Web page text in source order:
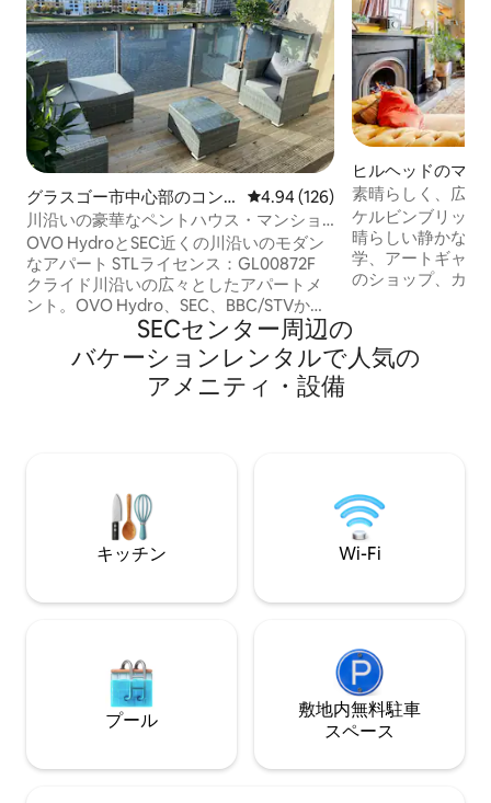
グラスゴー市中心部のコン
ドミニアム
レビュー126件、5つ星中4.94つ
4.94 (126)
川沿いの豪華なペントハウス・マンショ
ン・アパート
OVO HydroとSEC近くの川沿いのモダン
なアパート STLライセンス：GL00872F
クライド川沿いの広々としたアパートメ
ント。OVO Hydro、SEC、BBC/STVから
数分。イベントや市内滞在に最適です。 •
ダブルベッドルーム2室 • ダブルサイズの
ソファーベッド • バスルーム2室（うち1室
用のスペースです。 ご要望に応じて、空
港送迎サービスをご利用いただけます。
ヒルヘッドのマン
パート
素晴らしく、広々
ドの宝石
ケルビンブリッジ
晴らしい静かなロ
学、アートギャラ
のショップ、カフ
には暖炉、ダイ
す。設備の整った
Fi。50インチテレ
ク。ヒートコント
SECセンター⁠周⁠辺⁠の
バ⁠ケ⁠ー⁠シ⁠ョ⁠ン⁠レ⁠ン⁠タ⁠ル⁠で人⁠気⁠の
ア⁠メ⁠ニ⁠テ⁠ィ⁠・⁠設⁠備
キッチン Wi-Fi
プール
敷地内無料駐⁠車
ス⁠ペ⁠ー⁠ス